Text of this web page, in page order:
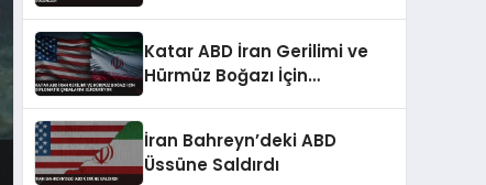
Katar ABD İran Gerilimi ve
Hürmüz Boğazı İçin
İran Bahreyn’deki ABD
Üssüne Saldırdı